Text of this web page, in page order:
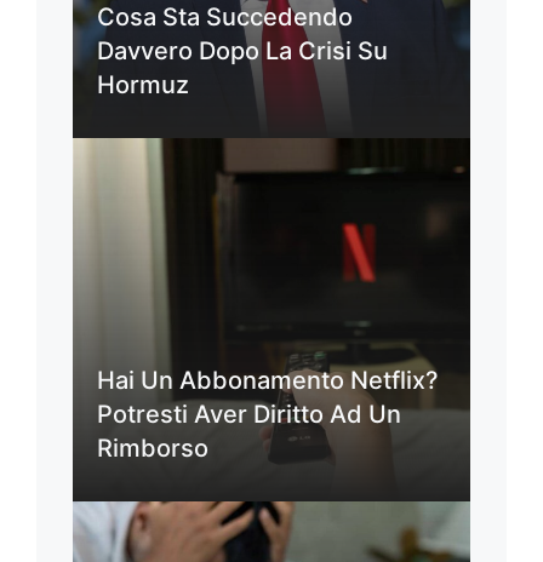
Cosa Sta Succedendo
Davvero Dopo La Crisi Su
Hormuz
Hai Un Abbonamento Netflix?
Potresti Aver Diritto Ad Un
Rimborso